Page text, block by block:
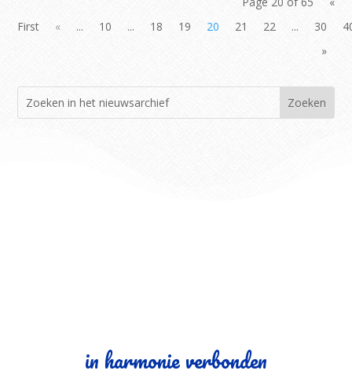
First
« ... 10 ... 18 19 20 21 22 ... 30
»
in harmonie verbonden